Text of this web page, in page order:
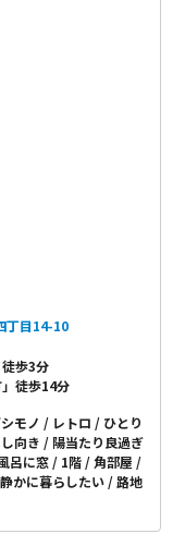
たい貴方へ。
丁目14-10
歩3分
徒歩14分
モノ レトロ
ひとり
向き
陽当たり良過ぎ
呂に窓 1階
角部屋
静かに暮らしたい
路地